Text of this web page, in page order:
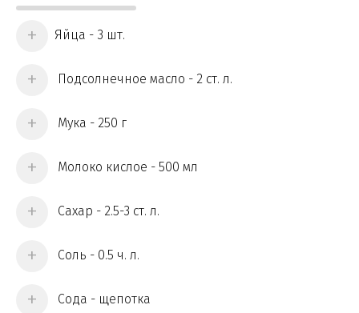
Яйца - 3 шт.
Подсолнечное масло - 2 ст. л.
Мука - 250 г
Молоко кислое - 500 мл
Сахар - 2.5-3 ст. л.
Соль - 0.5 ч. л.
Сода - щепотка